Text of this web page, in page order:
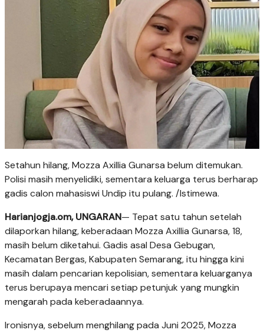
Setahun hilang, Mozza Axillia Gunarsa belum ditemukan.
Polisi masih menyelidiki, sementara keluarga terus berharap
gadis calon mahasiswi Undip itu pulang. /Istimewa.
Harianjogja.om, UNGARAN— Tepat satu tahun setelah
dilaporkan hilang, keberadaan Mozza Axillia Gunarsa, 18,
masih belum diketahui. Gadis asal Desa Gebugan,
Kecamatan Bergas, Kabupaten Semarang, itu hingga kini
masih dalam pencarian kepolisian, sementara keluarganya
terus berupaya mencari setiap petunjuk yang mungkin
mengarah pada keberadaannya.
Ironisnya, sebelum menghilang pada Juni 2025, Mozza